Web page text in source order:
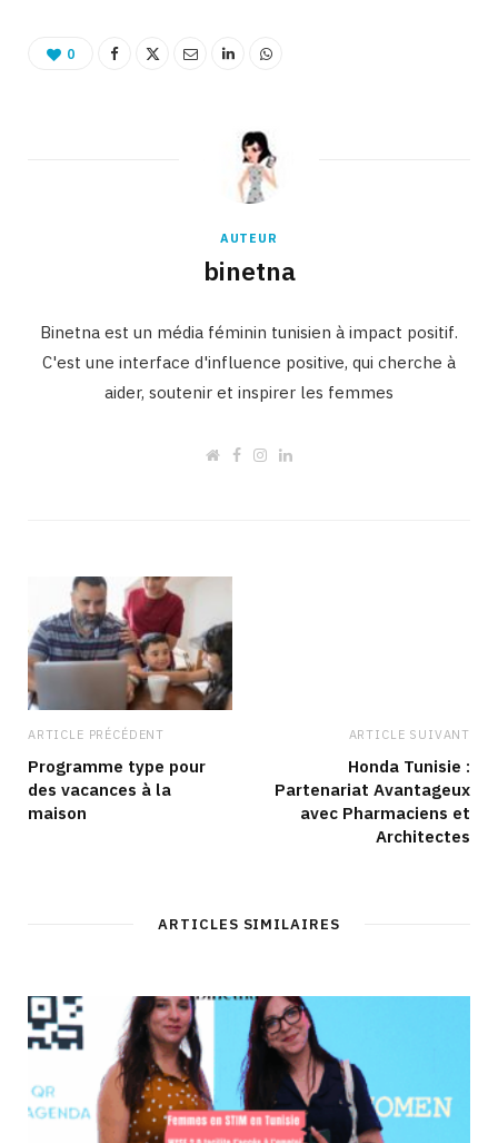
0
AUTEUR
binetna
Binetna est un média féminin tunisien à impact positif.
C'est une interface d'influence positive, qui cherche à
aider, soutenir et inspirer les femmes
W
F
I
L
ARTICLE PRÉCÉDENT
Programme type pour
des vacances à la
maison
ARTICLE SUIVANT
Honda Tunisie :
Partenariat Avantageux
avec Pharmaciens et
Architectes
ARTICLES SIMILAIRES